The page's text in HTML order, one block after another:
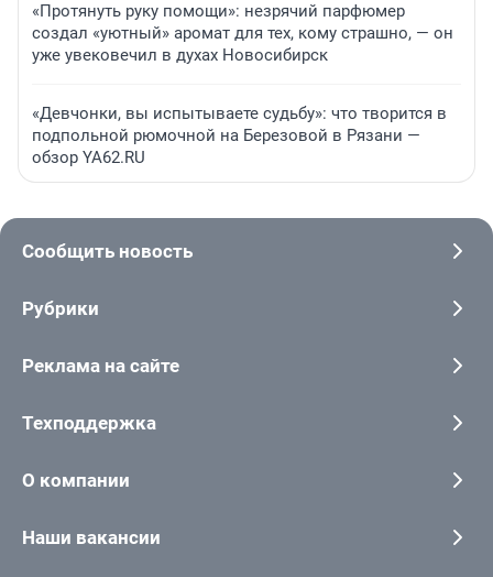
«Протянуть руку помощи»: незрячий парфюмер
создал «уютный» аромат для тех, кому страшно, — он
уже увековечил в духах Новосибирск
«Девчонки, вы испытываете судьбу»: что творится в
подпольной рюмочной на Березовой в Рязани —
обзор YA62.RU
Сообщить новость
Рубрики
Реклама на сайте
Техподдержка
О компании
Наши вакансии